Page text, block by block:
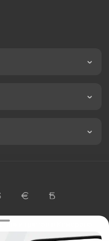
цветов в Кемерово